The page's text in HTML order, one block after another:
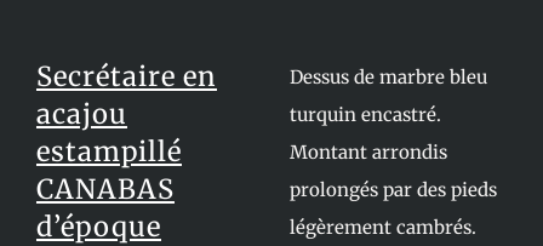
Secrétaire en
acajou
estampillé
CANABAS
d’époque
Dessus de marbre bleu
turquin encastré.
Montant arrondis
prolongés par des pieds
légèrement cambrés.